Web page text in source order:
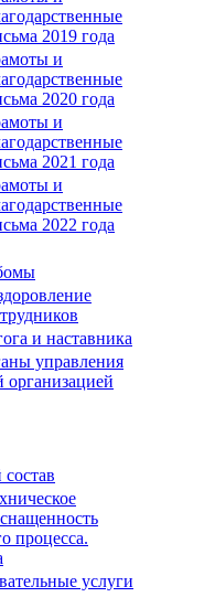
2019 года
и
2020 года
и
2021 года
и
2022 года
и наставника
управления
организацией
процесса.
услуги